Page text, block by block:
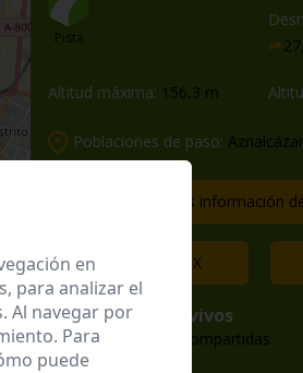
Pista
Altitud máxima: 156,3 m
Poblaciones de paso: Aznalcázar
Más información
Descargar GPX
caminos vivos
227 rutas compartidas
en
para analizar el
Al navegar por
Para
puede